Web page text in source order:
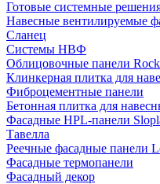
Готовые системные
Навесные вентилируемые
Сланец
Системы НВФ
Облицовочные панели
Клинкерная плитка для
Фиброцементные панели
Бетонная плитка для
Фасадные HPL-панели
Тавелла
Реечные фасадные панели
Фасадные термопанели
Фасадный декор